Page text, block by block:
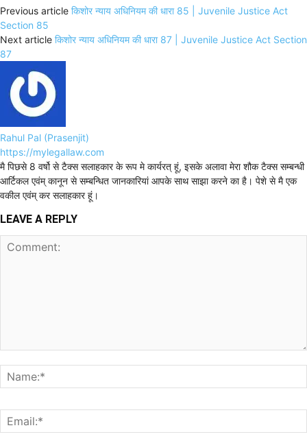
Previous article किशोर न्याय अधिनियम की धारा 85 | Juvenile Justice Act
Section 85
Next article किशोर न्याय अधिनियम की धारा 87 | Juvenile Justice Act Section
87
Rahul Pal (Prasenjit)
https://mylegallaw.com
मै पिछसे 8 वर्षो से टैक्स सलाहकार के रूप मे कार्यरत् हूं, इसके अलावा मेरा शौक टैक्स सम्बन्धी
आर्टिकल एवंम् कानून से सम्बन्धित जानकारियां आपके साथ साझा करने का है। पेशे से मै एक
वकील एवंम् कर सलाहकार हूं।
LEAVE A REPLY